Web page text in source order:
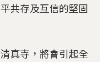
共存及互信的堅固
真寺，將會引起全